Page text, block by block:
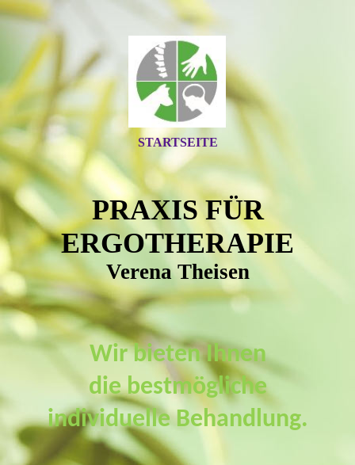
STARTSEITE
PRAXIS FÜR
ERGOTHERAPIE
Verena Theisen
Wir bieten Ihnen
die bestmögliche
individuelle Behandlung.